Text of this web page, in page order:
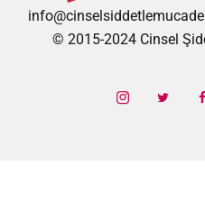
© 2015-2024 Cinsel